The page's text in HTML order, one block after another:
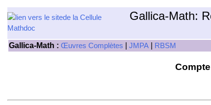
Gallica-Math:
Gallica-Math : Œuvres Complètes JMPA RBSM